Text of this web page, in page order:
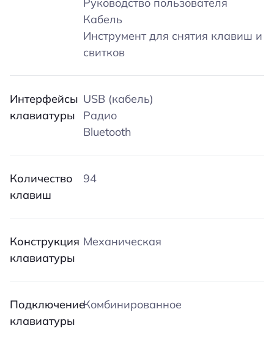
Кабель
Инструмент для снятия клавиш и
свитков
Интерфейсы
клавиатуры
USB (кабель)
Радио
Bluetooth
Количество
клавиш
94
Конструкция
клавиатуры
Механическая
Подключение
клавиатуры
Комбинированное